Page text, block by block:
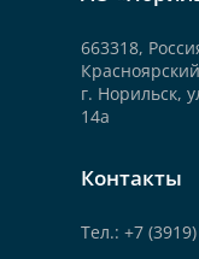
663318,
г. Норильск,
14а
Контакты
Тел.: +7